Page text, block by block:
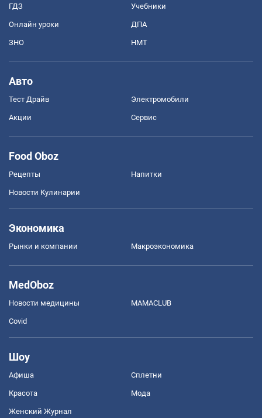
ГДЗ Учебники
Онлайн уроки ДПА
ЗНО НМТ
Авто
Тест Драйв Электромобили
Акции Сервис
Food Oboz
Рецепты Напитки
Новости Кулинарии
Экономика
Рынки и компании Mакроэкономика
MedOboz
Новости медицины MAMACLUB
Covid
Шоу
Афиша Сплетни
Красота Мода
Женский Журнал